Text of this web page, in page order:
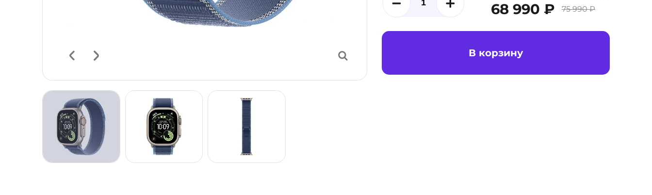
68 990 ₽ 75 990 ₽
В корзину